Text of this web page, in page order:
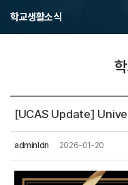
학교생활소식
[UCAS Update]
adminldn 2026-01-20